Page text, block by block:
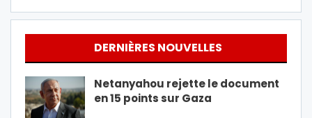
DERNIÈRES NOUVELLES
Netanyahou rejette le document
en 15 points sur Gaza